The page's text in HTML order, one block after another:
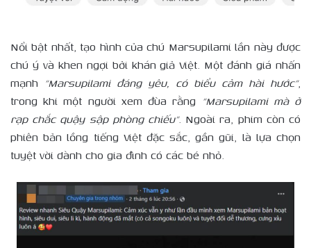
Nổi bật nhất, tạo hình của chú Marsupilami lần này được
chú ý và khen ngợi bởi khán giả Việt. Một đánh giá nhấn
mạnh “Marsupilami đáng yêu, có biểu cảm hài hước”,
trong khi một người xem đùa rằng “Marsupilami mà ở
rạp chắc quậy sập phòng chiếu”. Ngoài ra, phim còn có
phiên bản lồng tiếng Việt đặc sắc, gần gũi, là lựa chọn
tuyệt vời dành cho gia đình có các bé nhỏ.